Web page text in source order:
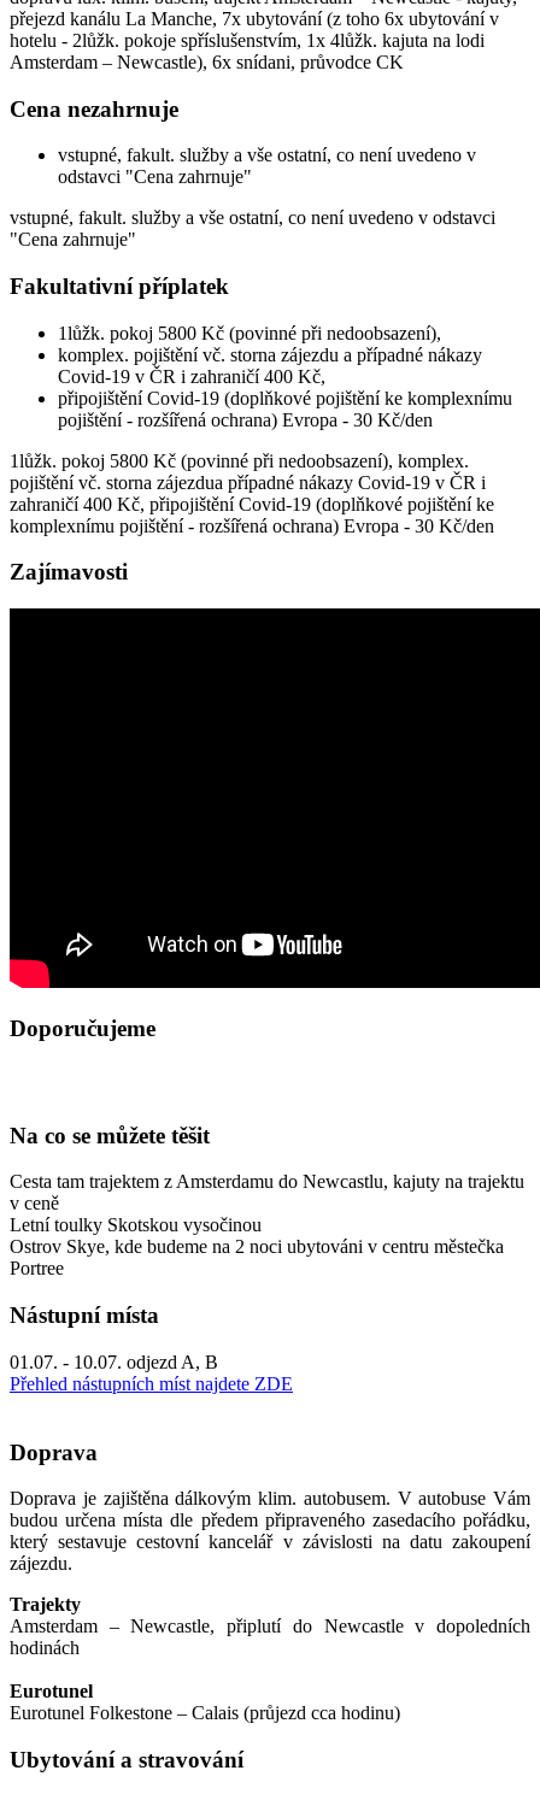
přejezd kanálu La Manche, 7x ubytování (z toho 6x ubytování v
hotelu - 2lůžk. pokoje spříslušenstvím, 1x 4lůžk. kajuta na lodi
Amsterdam – Newcastle), 6x snídani, průvodce CK
Cena nezahrnuje
vstupné, fakult. služby a vše ostatní, co není uvedeno v
odstavci "Cena zahrnuje"
vstupné, fakult. služby a vše ostatní, co není uvedeno v odstavci
"Cena zahrnuje"
Fakultativní příplatek
1lůžk. pokoj 5800 Kč (povinné při nedoobsazení),
komplex. pojištění vč. storna zájezdu a případné nákazy
Covid-19 v ČR i zahraničí 400 Kč,
připojištění Covid-19 (doplňkové pojištění ke komplexnímu
pojištění - rozšířená ochrana) Evropa - 30 Kč/den
1lůžk. pokoj 5800 Kč (povinné při nedoobsazení), komplex.
pojištění vč. storna zájezdua případné nákazy Covid-19 v ČR i
zahraničí 400 Kč, připojištění Covid-19 (doplňkové pojištění ke
komplexnímu pojištění - rozšířená ochrana) Evropa - 30 Kč/den
Zajímavosti
Doporučujeme
Na co se můžete těšit
Cesta tam trajektem z Amsterdamu do Newcastlu, kajuty na trajektu
v ceně
Letní toulky Skotskou vysočinou
Ostrov Skye, kde budeme na 2 noci ubytováni v centru městečka
Portree
Nástupní místa
01.07. - 10.07. odjezd A, B
Přehled nástupních míst najdete ZDE
Doprava
Doprava je zajištěna dálkovým klim. autobusem. V autobuse Vám
budou určena místa dle předem připraveného zasedacího pořádku,
který sestavuje cestovní kancelář v závislosti na datu zakoupení
zájezdu.
Trajekty
Amsterdam – Newcastle, připlutí do Newcastle v dopoledních
hodinách
Eurotunel
Eurotunel Folkestone – Calais (průjezd cca hodinu)
Ubytování a stravování